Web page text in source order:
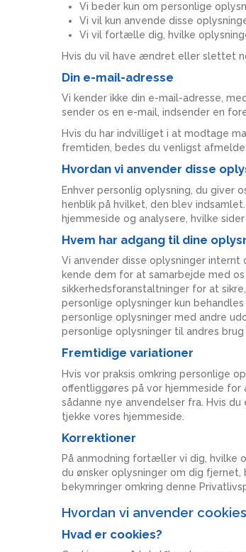
Vi beder kun om personlige
Vi vil kun anvende disse
Vi vil fortælle dig, hvilke
Hvis du vil have ændret eller slettet
Din e-mail-adresse
Vi kender ikke din e-mail-adresse,
sender os en e-mail, indsender en
Hvis du har indvilliget i at modtage
fremtiden, bedes du venligst
Hvordan vi anvender disse
Enhver personlig oplysning, du
henblik på hvilket, den blev
hjemmeside og analysere, hvilke
Hvem har adgang til dine
Vi anvender disse oplysninger
kende dem for at samarbejde med
sikkerhedsforanstaltninger for at
personlige oplysninger kun
personlige oplysninger med andre
personlige oplysninger til andres
Fremtidige variationer
Hvis vor praksis omkring personlige
offentliggøres på vor hjemmeside
sådanne nye anvendelser fra. Hvis
tjekke vores hjemmeside.
Korrektioner
På anmodning fortæller vi dig, hvilke
du ønsker oplysninger om dig
bekymringer omkring denne
Hvordan vi anvender cookies
Hvad er cookies?